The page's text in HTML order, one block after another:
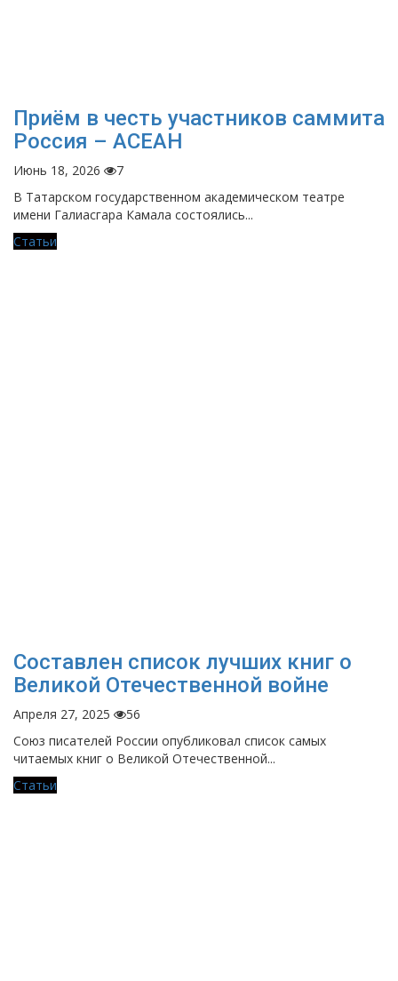
Приём в честь участников саммита
Россия – АСЕАН
Июнь 18, 2026
7
В Татарском государственном академическом театре
имени Галиасгара Камала состоялись...
Статьи
Составлен список лучших книг о
Великой Отечественной войне
Апреля 27, 2025
56
Союз писателей России опубликовал список самых
читаемых книг о Великой Отечественной...
Статьи